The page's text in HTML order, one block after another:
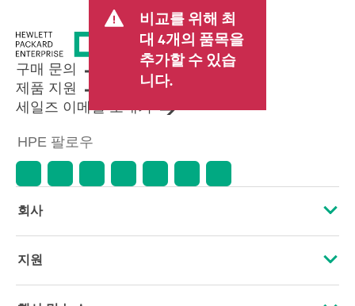
며 판매세/VAT 및 배송 등 기타 수수
료가 포함될 수 있습니다. 리셀러가
설정한 트랜잭션 가격은 다른 리셀
러가 설정한 가격 및 표시 가격과 다
를 수 있습니다. 표시 가격에는 기간
한정 프로모션 혜택이 포함될 수 있
습니다. HPE는 시장 상황 변화, 제품
수명 종료, 광고 오류 등을 포함하되
이에 국한되지 않는 사유로 언제든
지 가격을 조정할 권리를 보유합니
비교를 위해 최
대 4개의 품목을
추가할 수 있습
니다.
구매 문의
제품 지원
세일즈 이메일 보내기
HPE 팔로우
회사
HPE 소개
지원
운영 지원 서비스